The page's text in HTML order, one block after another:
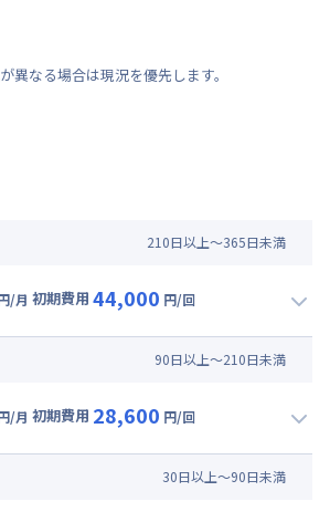
異なる場合は現況を優先します。
210日以上～365日未満
/月 初期費用 44,000 円/回
用)
(800円/日) (税抜)
90日以上～210日未満
/月 初期費用 28,600 円/回
用)
30日以上～90日未満